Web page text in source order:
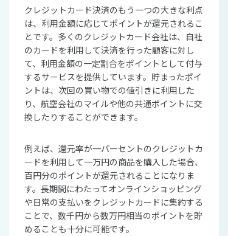
クレジットカード決済のもう一つの大きな利点
は、利用金額に応じてポイントが還元されるこ
とです。多くのクレジットカード会社は、自社
のカードを利用して決済を行った顧客に対し
て、利用金額の一定割合をポイントとして付与
するサービスを提供しています。貯まったポイ
ントは、次回の買い物での値引きに利用した
り、航空会社のマイルや他の共通ポイントに交
換したりすることができます。
例えば、還元率が一パーセントのクレジットカ
ードを利用して一万円の商品を購入した場合、
百円分のポイントが還元されることになりま
す。長期間にわたってオンラインショッピング
や日常の支払いをクレジットカードに集約する
ことで、数千円から数万円相当のポイントを貯
めることも十分に可能です。